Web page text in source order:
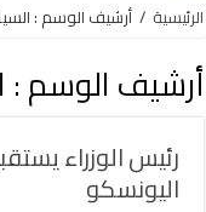
الرئيسية / أرشيف الوسم :
أرشيف الوسم :
رئيس الوزراء
اليونسكو